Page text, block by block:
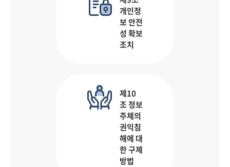
개인정
보 안전
성 확보
조치
제10
조 정보
주체의
권익침
해에 대
한 구제
방법